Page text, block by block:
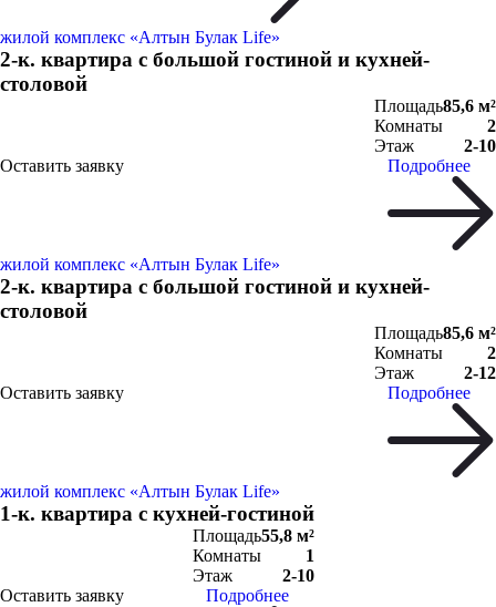
жилой комплекс «Алтын Булак Life»
2-к. квартира c большой гостиной и кухней-
столовой
Площадь85,6 м²
Комнаты
2
Этаж
2-10
Оставить заявку
Подробнее
жилой комплекс «Алтын Булак Life»
2-к. квартира c большой гостиной и кухней-
столовой
Площадь85,6 м²
Комнаты
2
Этаж
2-12
Оставить заявку
Подробнее
жилой комплекс «Алтын Булак Life»
1-к. квартира c кухней-гостиной
Площадь55,8 м²
Комнаты
1
Этаж
2-10
Оставить заявку
Подробнее